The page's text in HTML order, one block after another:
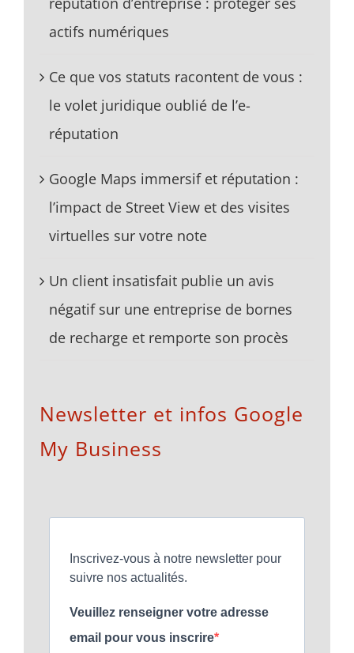
actifs numériques
Ce que vos statuts racontent de vous :
le volet juridique oublié de l’e-
réputation
Google Maps immersif et réputation :
l’impact de Street View et des visites
virtuelles sur votre note
Un client insatisfait publie un avis
négatif sur une entreprise de bornes
de recharge et remporte son procès
Newsletter et infos Google
My Business
Inscrivez-vous à notre newsletter pour
suivre nos actualités.
Veuillez renseigner votre adresse
email pour vous inscrire